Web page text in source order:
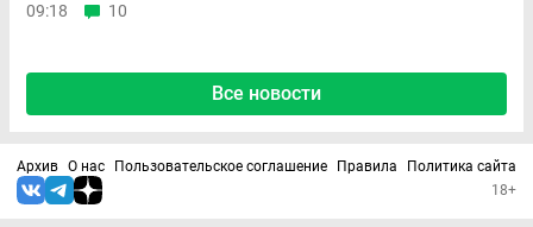
09:18 10
Все новости
Архив О нас Пользовательское соглашение Правила
Политика сайта
18+